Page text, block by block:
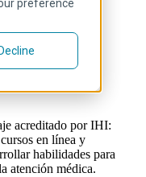
preference
Decline
acreditado por IHI:
en línea y
habilidades para
atención médica.